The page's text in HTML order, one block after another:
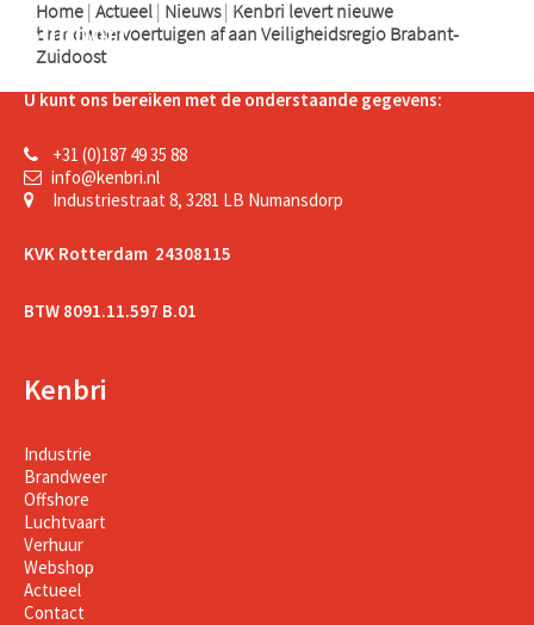
Home | Actueel | Nieuws | Kenbri levert nieuwe
brandweervoertuigen af aan Veiligheidsregio Brabant-
Zuidoost
Support
U kunt ons bereiken met de onderstaande gegevens:
+31 (0)187 49 35 88
info@kenbri.nl
Industriestraat 8, 3281 LB Numansdorp
KVK Rotterdam 24308115
BTW 8091.11.597 B.01
Kenbri
Industrie
Brandweer
Offshore
Luchtvaart
Verhuur
Webshop
Actueel
Contact